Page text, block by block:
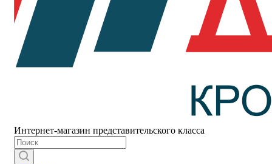
Интернет-магазин представительского класса